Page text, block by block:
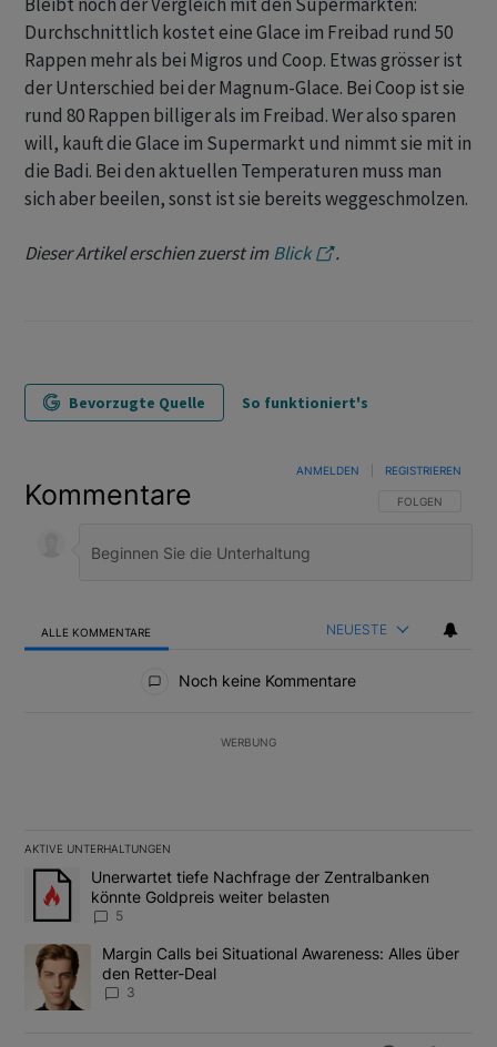
Bleibt noch der Vergleich mit den Supermärkten:
Durchschnittlich kostet eine Glace im Freibad rund 50
Rappen mehr als bei Migros und Coop. Etwas grösser ist
der Unterschied bei der Magnum-Glace. Bei Coop ist sie
rund 80 Rappen billiger als im Freibad. Wer also sparen
will, kauft die Glace im Supermarkt und nimmt sie mit in
die Badi. Bei den aktuellen Temperaturen muss man
sich aber beeilen, sonst ist sie bereits weggeschmolzen.
Dieser Artikel erschien zuerst imBlick .
Bevorzugte Quelle So funktioniert's
Kommentare FOLGE DIESER
FOLGEN
ANMELDEN REGISTRIEREN
ALLE KOMMENTARE NEUESTE
Noch keine Kommentare
WERBUNG
AKTIVE UNTERHALTUNGEN
Das Folgende ist eine Liste der am meisten kommentierten
Ein Trendartikel mit dem Titel "Unerwartet tiefe Nachfrage der
Unerwartet tiefe Nachfrage der Zentralbanken
könnte Goldpreis weiter belasten
5
Ein Trendartikel mit dem Titel "Margin Calls bei Situational
Margin Calls bei Situational Awareness: Alles über
den Retter-Deal
3